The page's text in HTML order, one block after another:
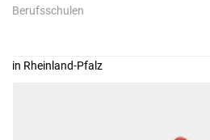
Berufsschulen
in Rheinland-Pfalz